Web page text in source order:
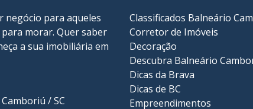
negócio para aqueles
morar. Quer saber
a sua imobiliária em
/ SC
Classificados Balneário
Corretor de Imóveis
Decoração
Descubra Balneário
Dicas da Brava
Dicas de BC
Empreendimentos